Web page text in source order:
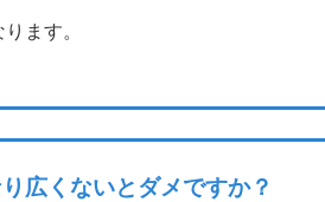
ます。
広くないとダメですか？